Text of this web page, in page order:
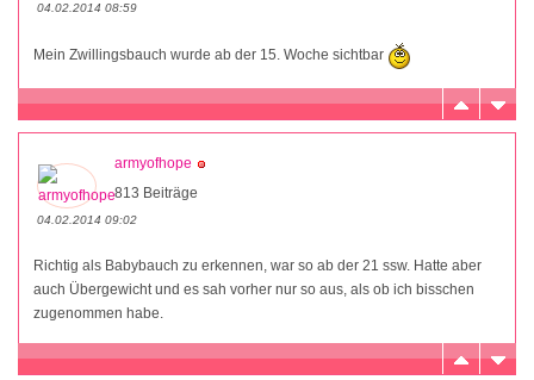
04.02.2014 08:59
Mein Zwillingsbauch wurde ab der 15. Woche sichtbar
armyofhope
813 Beiträge
04.02.2014 09:02
Richtig als Babybauch zu erkennen, war so ab der 21 ssw. Hatte aber
auch Übergewicht und es sah vorher nur so aus, als ob ich bisschen
zugenommen habe.